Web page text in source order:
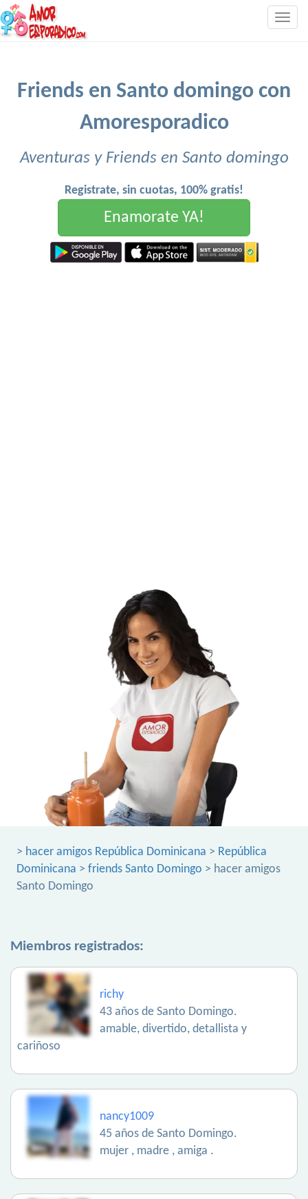
Friends en Santo domingo con
Amoresporadico
Aventuras y Friends en Santo domingo
Registrate, sin cuotas, 100% gratis!
Enamorate YA!
> hacer amigos República Dominicana > República
Dominicana > friends Santo Domingo > hacer amigos
Santo Domingo
Miembros registrados:
richy
43 años de Santo Domingo.
amable, divertido, detallista y
cariñoso
nancy1009
45 años de Santo Domingo.
mujer , madre , amiga .